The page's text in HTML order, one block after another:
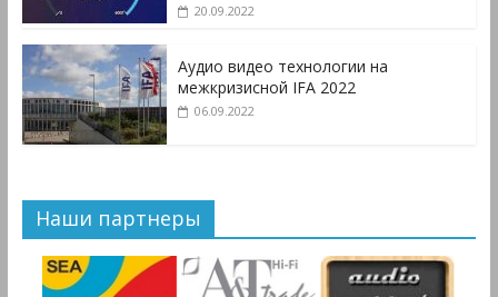
20.09.2022
Аудио видео технологии на
межкризисной IFA 2022
06.09.2022
Наши партнеры